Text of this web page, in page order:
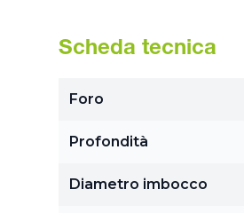
Scheda tecnica
Foro
Profondità
Diametro imbocco